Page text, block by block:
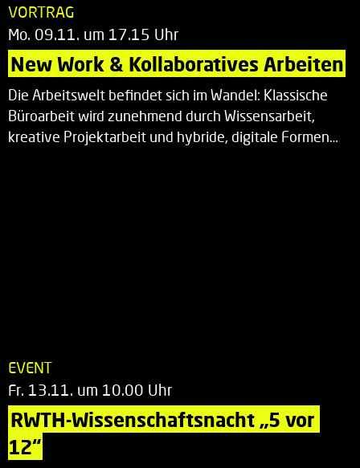
VORTRAG
Mo. 09.11. um 17.15 Uhr
New Work & Kollaboratives Arbeiten
Die Arbeitswelt befindet sich im Wandel: Klassische
Büroarbeit wird zunehmend durch Wissensarbeit,
kreative Projektarbeit und hybride, digitale Formen…
EVENT
Fr. 13.11. um 10.00 Uhr
RWTH-Wissenschaftsnacht „5 vor
12“